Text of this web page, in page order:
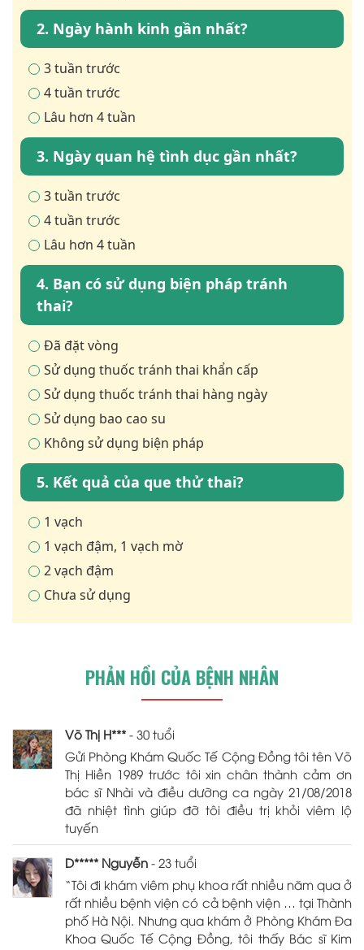
2. Ngày hành kinh gần nhất?
3 tuần trước
4 tuần trước
Lâu hơn 4 tuần
3. Ngày quan hệ tình dục gần nhất?
3 tuần trước
4 tuần trước
Lâu hơn 4 tuần
4. Bạn có sử dụng biện pháp tránh
thai?
Đã đặt vòng
Sử dụng thuốc tránh thai khẩn cấp
Sử dụng thuốc tránh thai hàng ngày
Sử dụng bao cao su
Không sử dụng biện pháp
5. Kết quả của que thử thai?
1 vạch
1 vạch đậm, 1 vạch mờ
2 vạch đậm
Chưa sử dụng
PHẢN HỒI CỦA BỆNH NHÂN
Võ Thị H*** - 30 tuổi
Gửi Phòng Khám Quốc Tế Cộng Đồng tôi tên Võ
Thị Hiền 1989 trước tôi xin chân thành cảm ơn
bác sĩ Nhài và điều dưỡng ca ngày 21/08/2018
đã nhiệt tình giúp đỡ tôi điều trị khỏi viêm lộ
tuyến
D***** Nguyễn - 23 tuổi
“Tôi đi khám viêm phụ khoa rất nhiều năm qua ở
rất nhiều bệnh viện có cả bệnh viện … tại Thành
phố Hà Nội. Nhưng qua khám ở Phòng Khám Đa
Khoa Quốc Tế Cộng Đồng, tôi thấy Bác sĩ Kim